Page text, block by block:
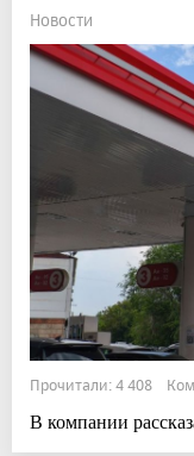
Новости
Прочитали: 4 408
В компании